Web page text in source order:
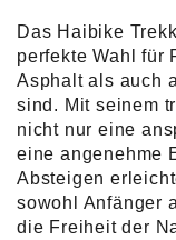
Das Haibike
perfekte Wahl für
Asphalt als auch
sind. Mit seinem
nicht nur eine
eine angenehme
Absteigen
sowohl Anfänger
die Freiheit der